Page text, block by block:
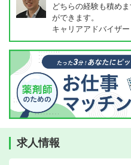
どちらの経験も積め
ができます。
キャリアアドバイザ
求人情報